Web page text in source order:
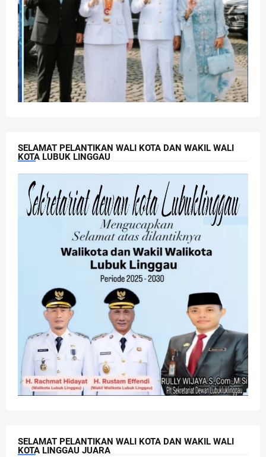
SELAMAT PELANTIKAN WALI KOTA DAN WAKIL WALI
KOTA LUBUK LINGGAU
SELAMAT PELANTIKAN WALI KOTA DAN WAKIL WALI
KOTA LINGGAU JUARA